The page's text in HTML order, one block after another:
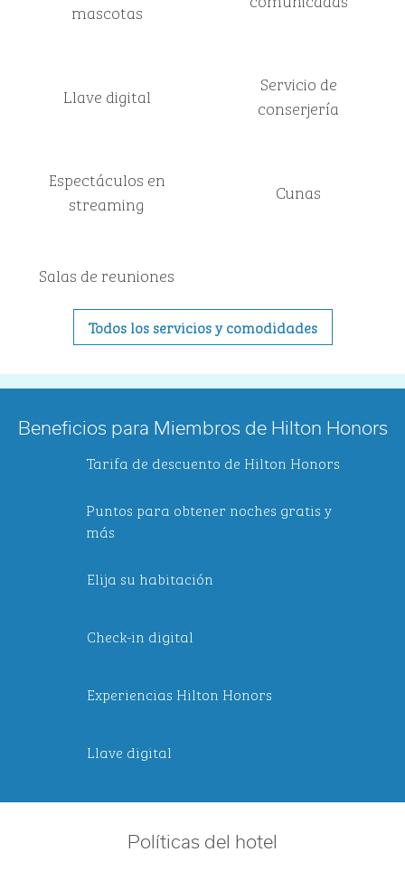
mascotas
Llave digital
Servicio de
conserjería
Espectáculos en
streaming
Cunas
Salas de reuniones
Todos los servicios y comodidades
Beneficios para Miembros de Hilton Honors
Tarifa de descuento de Hilton Honors
Puntos para obtener noches gratis y
más
Elija su habitación
Check-in digital
Experiencias Hilton Honors
Llave digital
Políticas del hotel